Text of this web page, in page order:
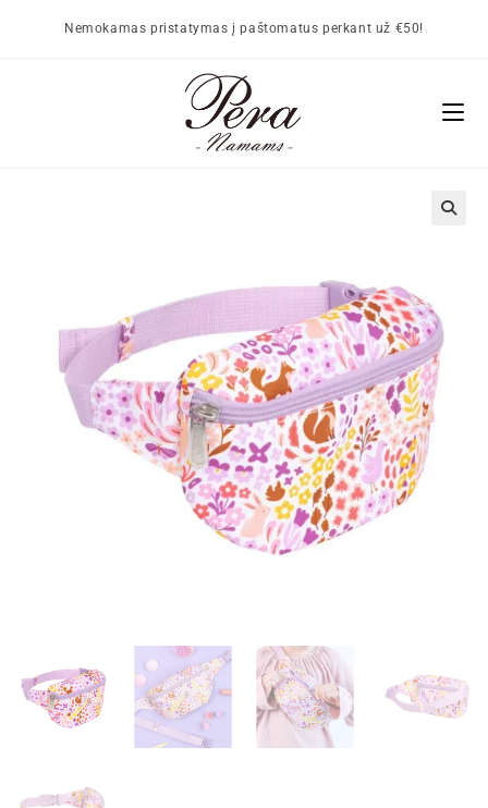
Nemokamas pristatymas į paštomatus perkant už €50!